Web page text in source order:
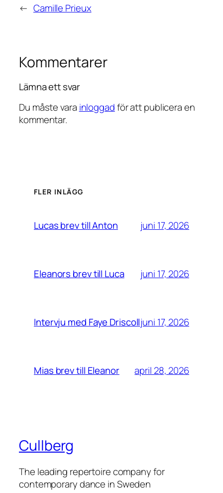
← Camille Prieux
Kommentarer
Lämna ett svar
Du måste vara inloggadför att publicera en
kommentar.
FLER INLÄGG
Lucas brev till Anton juni 17, 2026
Eleanors brev till Luca juni 17, 2026
Intervju med Faye Driscolljuni 17, 2026
Mias brev till Eleanor april 28, 2026
Cullberg
The leading repertoire company for
contemporary dance in Sweden